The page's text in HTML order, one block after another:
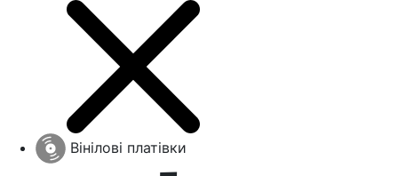
Вінілові платівки